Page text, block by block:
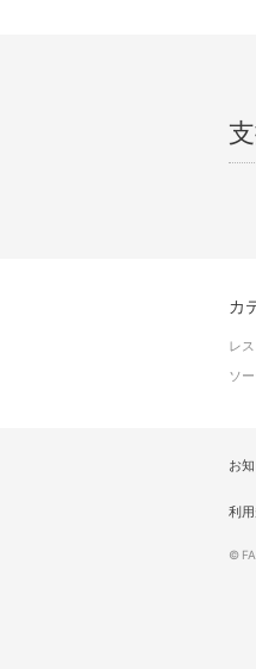
カ
レ
ソ
お
利
©